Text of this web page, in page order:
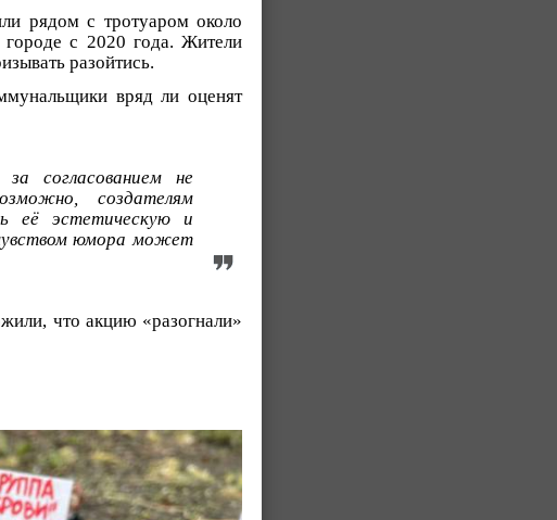
рядом с тротуаром около
с 2020 года. Жители
разойтись.
вряд ли оценят
согласованием не
создателям
её эстетическую и
юмора может
что акцию «разогнали»